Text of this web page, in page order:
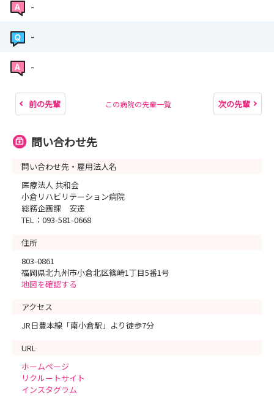
-
-
-
前の先輩 この病院の先輩一覧 次の先輩
問い合わせ先
問い合わせ先・雇用法人名
医療法人 共和会
小倉リハビリテーション病院
総務企画課 安達
TEL：093-581-0668
住所
803-0861
福岡県北九州市小倉北区篠崎1丁目5番1号
地図を確認する
アクセス
JR日豊本線「南小倉駅」より徒歩7分
URL
ホームページ
リクルートサイト
インスタグラム